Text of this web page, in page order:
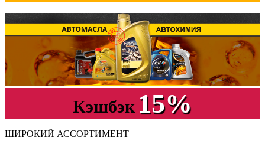
Кэшбэк 15%
ШИРОКИЙ АССОРТИМЕНТ